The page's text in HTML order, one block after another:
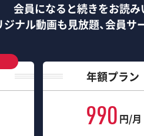
会員になると続きをお読み
ジナル動画も見放題、会員サ
年額プラン
990 円/月